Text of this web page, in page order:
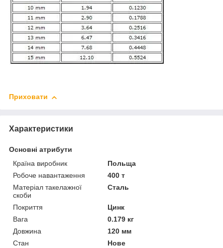
Приховати
Характеристики
Основні атрибути
Країна виробник
Польща
Робоче навантаження
400 т
Матеріал такелажної
скоби
Сталь
Покриття
Цинк
Вага
0.179 кг
Довжина
120 мм
Стан
Нове